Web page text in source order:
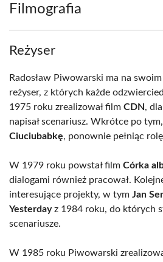
Filmografia
Reżyser
Radosław Piwowarski ma na
reżyser, z których każde
1975 roku zrealizował film CDN,
napisał scenariusz. Wkrótce po
Ciuciubabkę, ponownie pełniąc
W 1979 roku powstał film Córka
dialogami również pracował.
interesujące projekty, w tym Jan
Yesterdayz 1984 roku, do których
scenariusze.
W 1985 roku Piwowarski